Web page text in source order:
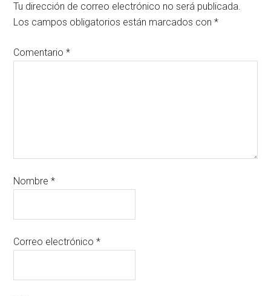
Tu dirección de correo electrónico no será publicada.
Los campos obligatorios están marcados con*
Comentario*
Nombre*
Correo electrónico*